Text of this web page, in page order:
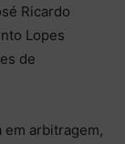
Ricardo
Lopes
de
arbitragem,